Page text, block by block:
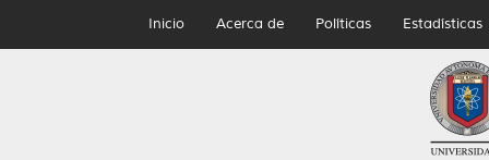
Inicio Acerca de Políticas Estadísticas